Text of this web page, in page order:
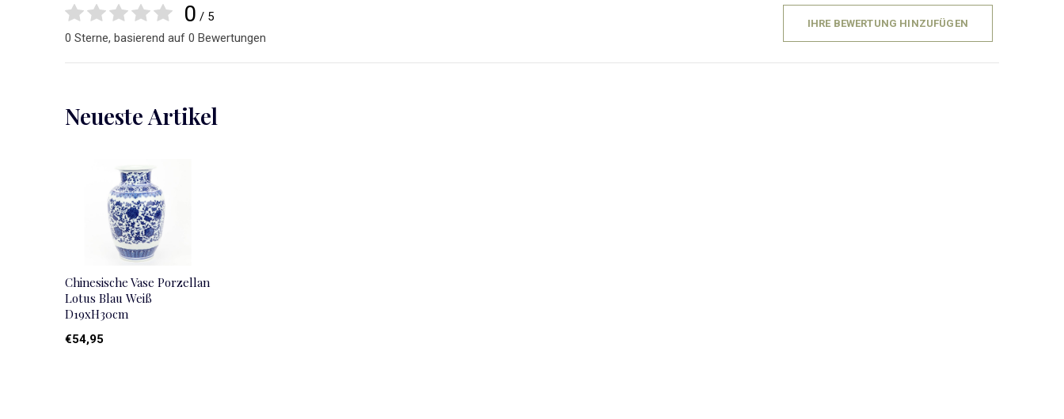
0 / 5
0 Sterne, basierend auf 0 Bewertungen
IHRE BEWERTUNG HINZUFÜGEN
Neueste Artikel
Chinesische Vase Porzellan
Lotus Blau Weiß
D19xH30cm
€54,95